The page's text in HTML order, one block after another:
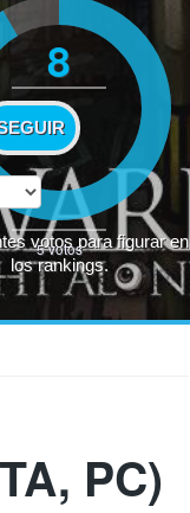
8
5votos
votos para figurar en
los rankings.
PC)